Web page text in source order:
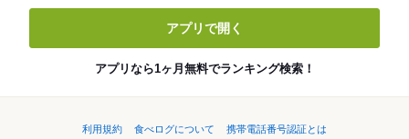
アプリで開く
アプリなら1ヶ月無料でランキング検索！
利用規約 食べログについて
携帯電話番号認証とは